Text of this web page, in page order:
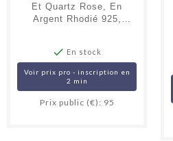
Et Quartz Rose, En
Argent Rhodié 925,
 En stock
Voir prix pro - inscription en
2 min
Prix public (€): 95